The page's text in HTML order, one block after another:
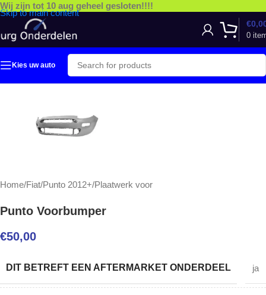
Skip to main content
Wij zijn tot 10 aug geheel gesloten!!!!
0
€
Kies uw auto
Home/Fiat/Punto 2012+/Plaatwerk voor
Punto Voorbumper
€50,00
DIT BETREFT EEN AFTERMARKET ONDERDEEL ja